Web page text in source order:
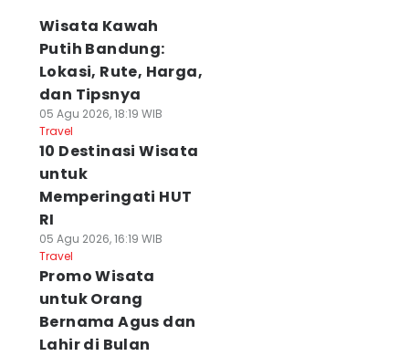
Wisata Kawah
Putih Bandung:
Lokasi, Rute, Harga,
dan Tipsnya
05 Agu 2026, 18:19 WIB
Travel
10 Destinasi Wisata
untuk
Memperingati HUT
RI
05 Agu 2026, 16:19 WIB
Travel
Promo Wisata
untuk Orang
Bernama Agus dan
Lahir di Bulan